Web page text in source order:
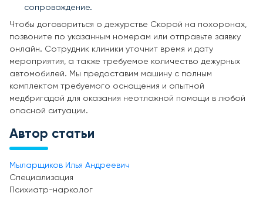
сопровождение.
Чтобы договориться о дежурстве Скорой на похоронах,
позвоните по указанным номерам или отправьте заявку
онлайн. Сотрудник клиники уточнит время и дату
мероприятия, а также требуемое количество дежурных
автомобилей. Мы предоставим машину с полным
комплектом требуемого оснащения и опытной
медбригадой для оказания неотложной помощи в любой
опасной ситуации.
Автор статьи
Мыларщиков Илья Андреевич
Специализация
Психиатр-нарколог